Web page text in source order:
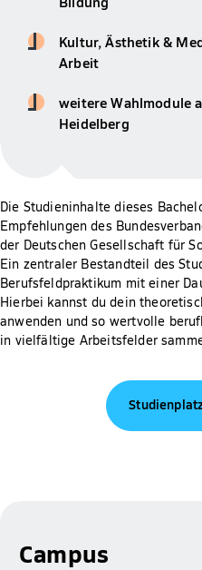
Kultur, Ästhetik &
Arbeit
weitere Wahlmodule
Heidelberg
Die Studieninhalte dieses
Empfehlungen des
der Deutschen Gesellschaft für
Ein zentraler Bestandteil des
Berufsfeldpraktikum mit einer
Hierbei kannst du dein
anwenden und so wertvolle
in vielfältige Arbeitsfelder
Campus